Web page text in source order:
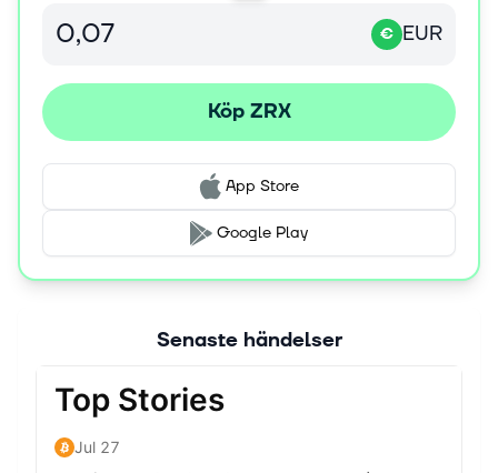
€ EUR
Köp ZRX
App Store
Google Play
Senaste händelser